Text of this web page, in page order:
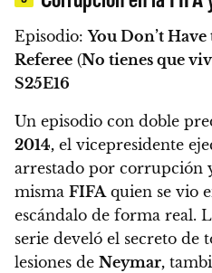
Episodio:You Don’t
Referee (No tienes que
S25E16
Un episodio con doble
2014, el vicepresidente
arrestado por corrupción
misma FIFAquien se vio
escándalo de forma real.
serie develó el secreto de
lesiones de Neymar,